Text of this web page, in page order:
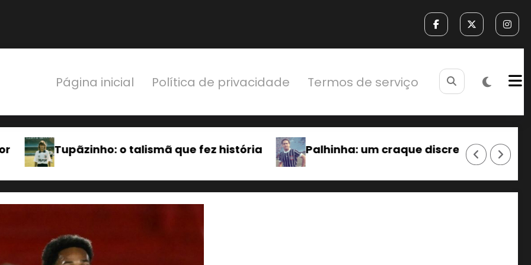
Página inicial Política de privacidade Termos de serviço
fez história Palhinha: um craque discreto. Sylvinho: Da base do Timão